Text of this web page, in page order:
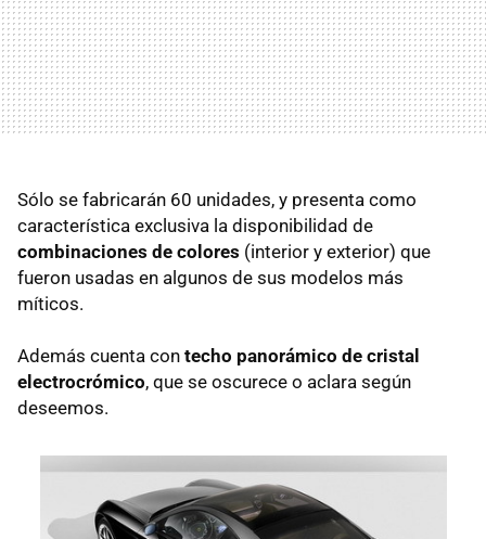
Sólo se fabricarán 60 unidades, y presenta como
característica exclusiva la disponibilidad de
combinaciones de colores (interior y exterior) que
fueron usadas en algunos de sus modelos más
míticos.
Además cuenta con techo panorámico de cristal
electrocrómico, que se oscurece o aclara según
deseemos.